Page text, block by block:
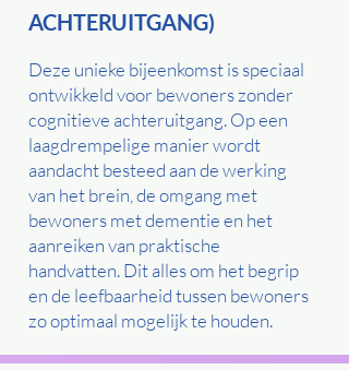
ACHTERUITGANG)
Deze unieke bijeenkomst is speciaal
ontwikkeld voor bewoners zonder
cognitieve achteruitgang. Op een
laagdrempelige manier wordt
aandacht besteed aan de werking
van het brein, de omgang met
bewoners met dementie en het
aanreiken van praktische
handvatten. Dit alles om het begrip
en de leefbaarheid tussen bewoners
zo optimaal mogelijk te houden.